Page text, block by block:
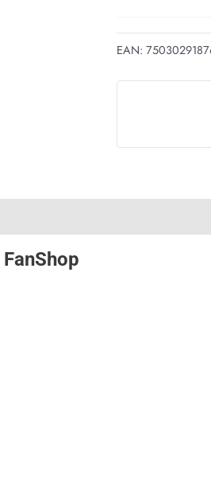
EAN:
FanShop